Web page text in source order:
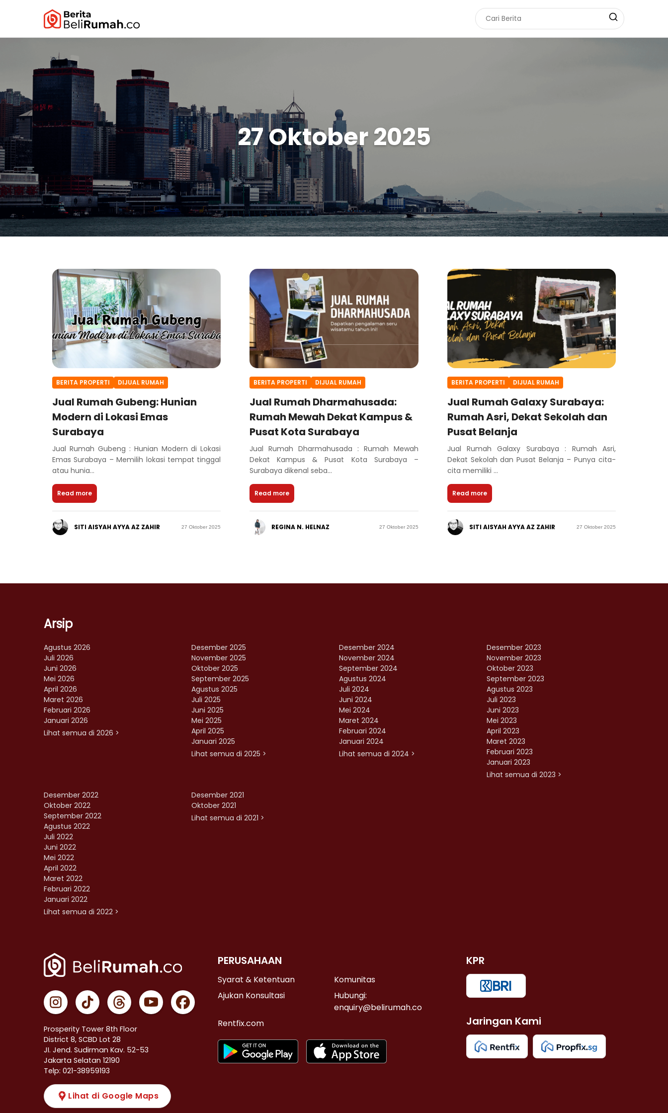
27 Oktober 2025
BERITA PROPERTI DIJUAL RUMAH
Jual Rumah Gubeng: Hunian
Modern di Lokasi Emas
Surabaya
Jual Rumah Gubeng : Hunian Modern di Lokasi
Emas Surabaya – Memilih lokasi tempat tinggal
atau hunia...
Read more
SITI AISYAH AYYA AZ ZAHIR 27 Oktober 2025
BERITA PROPERTI DIJUAL RUMAH
Jual Rumah Dharmahusada:
Rumah Mewah Dekat Kampus &
Pusat Kota Surabaya
Jual Rumah Dharmahusada : Rumah Mewah
Dekat Kampus & Pusat Kota Surabaya –
Surabaya dikenal seba...
Read more
REGINA N. HELNAZ 27 Oktober 2025
BERITA PROPERTI DIJUAL RUMAH
Jual Rumah Galaxy Surabaya:
Rumah Asri, Dekat Sekolah dan
Pusat Belanja
Jual Rumah Galaxy Surabaya : Rumah Asri,
Dekat Sekolah dan Pusat Belanja – Punya cita-
cita memiliki ...
Read more
SITI AISYAH AYYA AZ ZAHIR 27 Oktober 2025
Arsip
Agustus 2026
Juli 2026
Juni 2026
Mei 2026
April 2026
Maret 2026
Februari 2026
Januari 2026
Lihat semua di 2026 >
Desember 2025
November 2025
Oktober 2025
September 2025
Agustus 2025
Juli 2025
Juni 2025
Mei 2025
April 2025
Januari 2025
Lihat semua di 2025 >
Desember 2024
November 2024
September 2024
Agustus 2024
Juli 2024
Juni 2024
Mei 2024
Maret 2024
Februari 2024
Januari 2024
Lihat semua di 2024 >
Desember 2023
November 2023
Oktober 2023
September 2023
Agustus 2023
Juli 2023
Juni 2023
Mei 2023
April 2023
Maret 2023
Februari 2023
Januari 2023
Lihat semua di 2023 >
Desember 2022
Oktober 2022
September 2022
Agustus 2022
Juli 2022
Juni 2022
Mei 2022
April 2022
Maret 2022
Februari 2022
Januari 2022
Lihat semua di 2022 >
Desember 2021
Oktober 2021
Lihat semua di 2021 >
Prosperity Tower 8th Floor
District 8, SCBD Lot 28
JI. Jend. Sudirman Kav. 52-53
Jakarta Selatan 12190
Telp: 021-38959193
Lihat di Google Maps
PERUSAHAAN
Syarat & Ketentuan
Komunitas
Ajukan Konsultasi
Hubungi:
enquiry@belirumah.co
Rentfix.com
KPR
Jaringan Kami